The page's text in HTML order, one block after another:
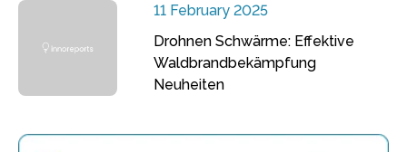
11 February 2025
Drohnen Schwärme: Effektive
Waldbrandbekämpfung
Neuheiten